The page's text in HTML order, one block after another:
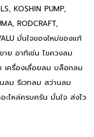
KOSHIN PUMP,
RODCRAFT,
มั่นใจของใหม่ของแท้
ย อาทิเช่น ไขควงลม
เครื่องเลื่อยลม บล็อกลม
ม รีเวทลม สว่านลม
ไหล่ครบครัน มั่นใจ ส่งไว